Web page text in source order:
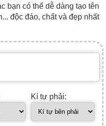
bạn có thể dễ dàng tạo tên
độc đáo, chất và đẹp nhất
Kí tự phải: